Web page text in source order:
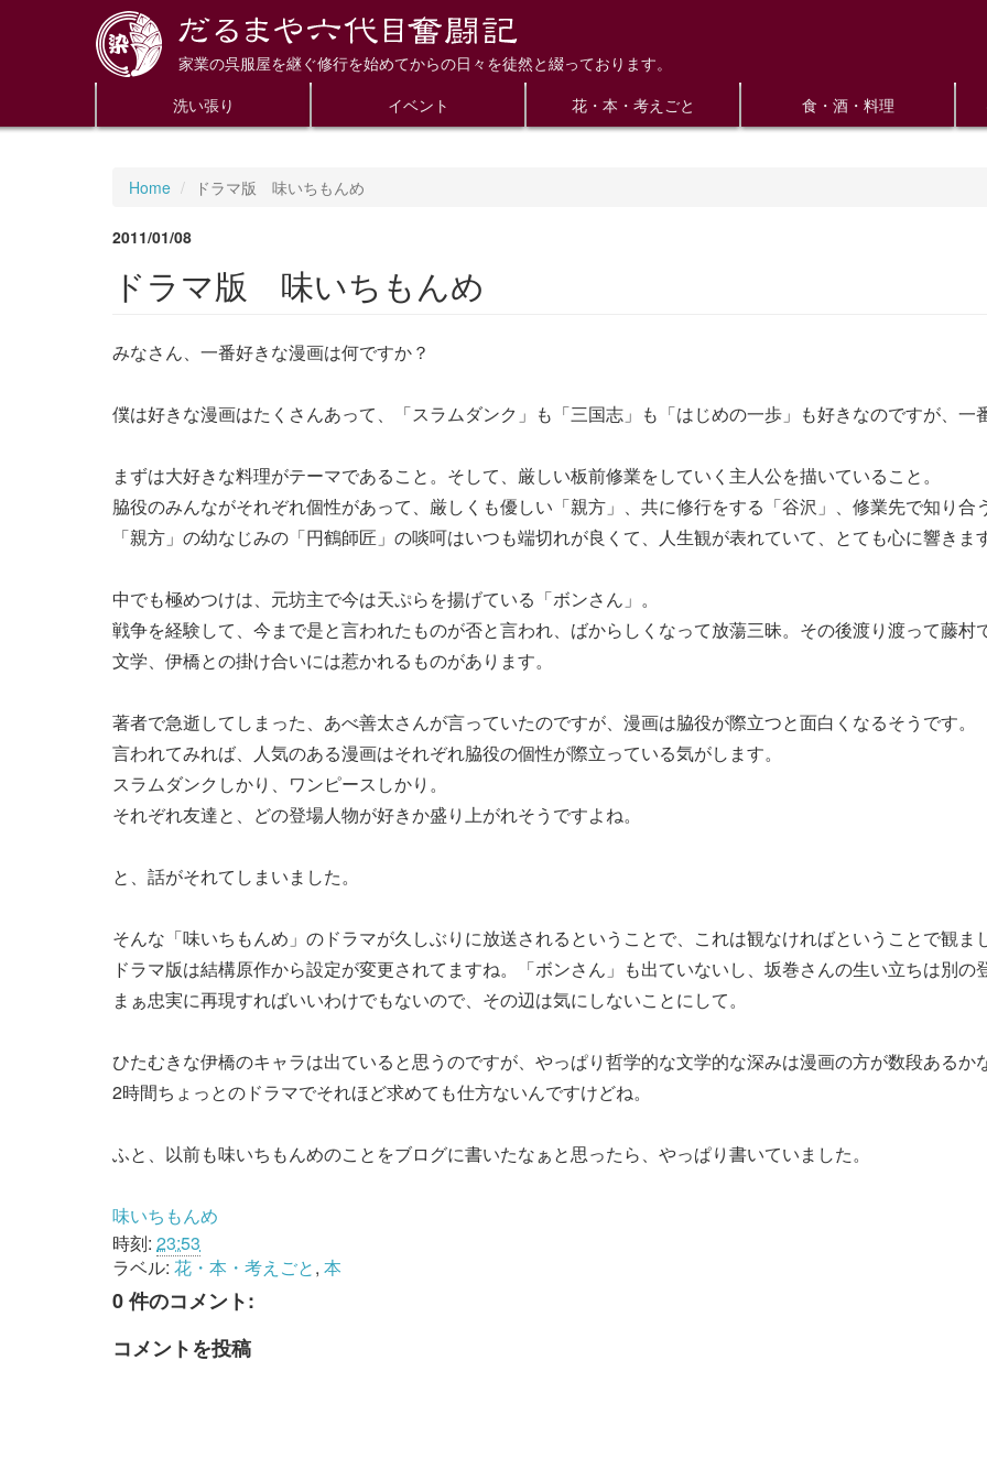
家業の呉服屋を継ぐ修行を始めてからの日々を徒然と綴っております。
洗い張り
イベント 花・本・考えごと 食・酒・料理
Home ドラマ版 味いちもんめ
2011/01/08
ドラマ版 味いちもんめ
みなさん、一番好きな漫画は何ですか？
僕は好きな漫画はたくさんあって、「スラムダンク」も「三国志」も「はじめの一歩」も好きなのですが、
まずは大好きな料理がテーマであること。そして、厳しい板前修業をしていく主人公を描いていること。
脇役のみんながそれぞれ個性があって、厳しくも優しい「親方」、共に修行をする「谷沢」、修業先で知り合
「親方」の幼なじみの「円鶴師匠」の啖呵はいつも端切れが良くて、人生観が表れていて、とても心に響きま
中でも極めつけは、元坊主で今は天ぷらを揚げている「ボンさん」。
戦争を経験して、今まで是と言われたものが否と言われ、ばからしくなって放蕩三昧。その後渡り渡って藤
文学、伊橋との掛け合いには惹かれるものがあります。
著者で急逝してしまった、あべ善太さんが言っていたのですが、漫画は脇役が際立つと面白くなるそうです。
言われてみれば、人気のある漫画はそれぞれ脇役の個性が際立っている気がします。
スラムダンクしかり、ワンピースしかり。
それぞれ友達と、どの登場人物が好きか盛り上がれそうですよね。
と、話がそれてしまいました。
そんな「味いちもんめ」のドラマが久しぶりに放送されるということで、これは観なければということで観ま
ドラマ版は結構原作から設定が変更されてますね。「ボンさん」も出ていないし、坂巻さんの生い立ちは別
まぁ忠実に再現すればいいわけでもないので、その辺は気にしないことにして。
ひたむきな伊橋のキャラは出ていると思うのですが、やっぱり哲学的な文学的な深みは漫画の方が数段あるか
2時間ちょっとのドラマでそれほど求めても仕方ないんですけどね。
ふと、以前も味いちもんめのことをブログに書いたなぁと思ったら、やっぱり書いていました。
味いちもんめ
時刻: 23:53
ラベル: 花・本・考えごと, 本
0 件のコメント:
コメントを投稿